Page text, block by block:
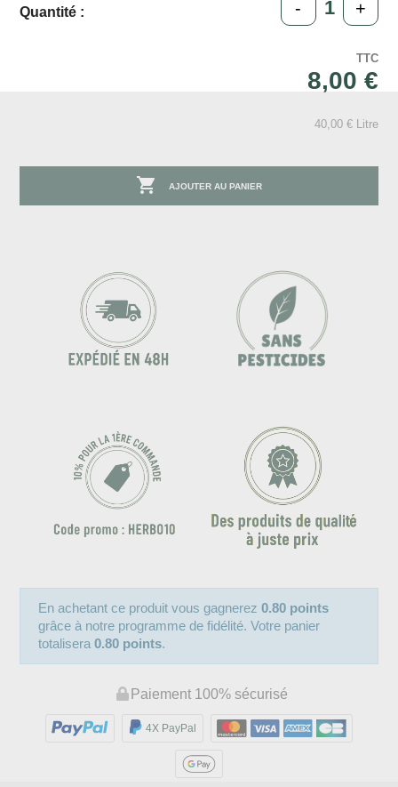
Quantité : - +
TTC
8,00 €
40,00 € Litre
 AJOUTER AU PANIER
En achetant ce produit vous gagnerez0.80 points
grâce à notre programme de fidélité. Votre panier
totalisera0.80 points.
Paiement 100% sécurisé
4X PayPal